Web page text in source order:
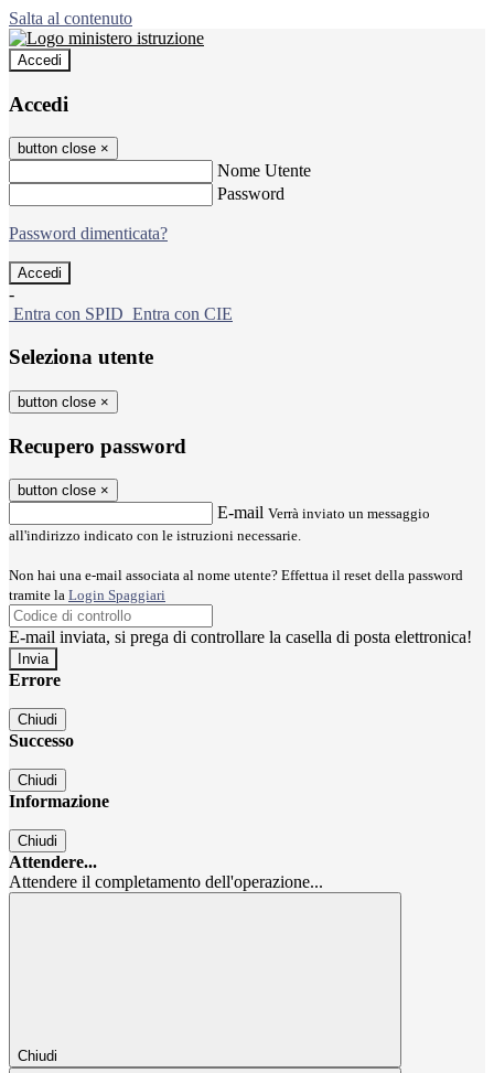
Salta al contenuto
Accedi
Accedi
button close ×
Nome Utente
Password
Password dimenticata?
-
Entra con SPID Entra con CIE
Seleziona utente
button close ×
Recupero password
button close ×
E-mail Verrà inviato un messaggio
all'indirizzo indicato con le istruzioni necessarie.
Non hai una e-mail associata al nome utente? Effettua il reset della password
tramite la Login Spaggiari
E-mail inviata, si prega di controllare la casella di posta elettronica!
Errore
Chiudi
Successo
Chiudi
Informazione
Chiudi
Attendere...
Attendere il completamento dell'operazione...
Chiudi